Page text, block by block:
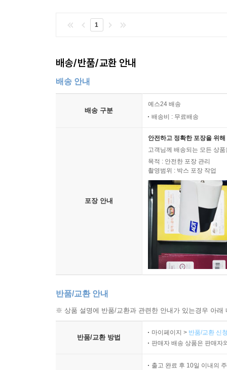
1
배송/반품/교환 안내
배송 안내
배송 구분
예스24 배송
배송비 : 무료배송
포장 안내
안전하고 정확한 포장을 위
고객님께 배송되는 모든 상
목적 : 안전한 포장 관리
촬영범위 : 박스 포장 작업
반품/교환 안내
※ 상품 설명에 반품/교환과 관련한 안내가 있는경우 아
반품/교환 방법
마이페이지 > 반품/교환 신
판매자 배송 상품은 판매자
출고 완료 후 10일 이내의